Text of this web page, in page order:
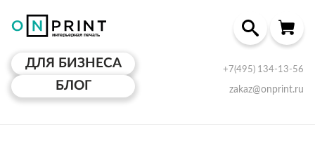
ДЛЯ БИЗНЕСА
БЛОГ
+7(495) 134-13-56
zakaz@onprint.ru